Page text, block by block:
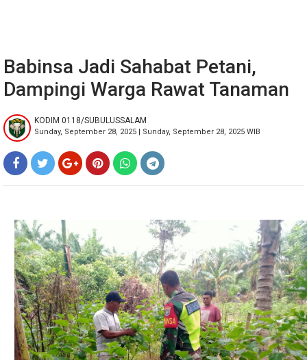
Babinsa Jadi Sahabat Petani,
Dampingi Warga Rawat Tanaman
KODIM 0118/SUBULUSSALAM
Sunday, September 28, 2025 | Sunday, September 28, 2025 WIB